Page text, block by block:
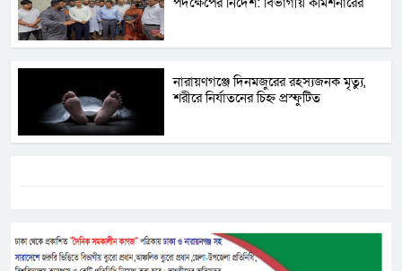
নারায়ণগঞ্জে দিনমজুরের রহস্যজনক মৃত্যু,
শরীরে নির্যাতনের চিহ্ন প্রস্ফুটিত